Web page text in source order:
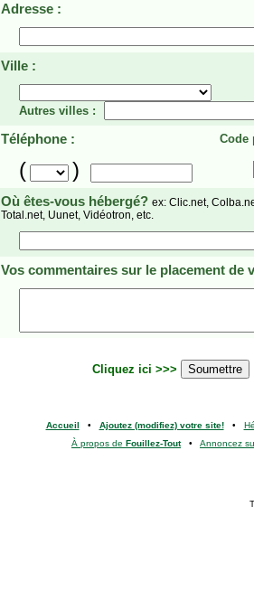
Adresse :
Ville :
Autres villes :
Téléphone : Code
( )
Où êtes-vous hébergé? ex: Clic.net,
Total.net, Uunet, Vidéotron, etc.
Vos commentaires sur le placement de
Cliquez ici >>>
Accueil • Ajoutez (modifiez) votre site!•
À propos de Fouillez-Tout• Annoncez